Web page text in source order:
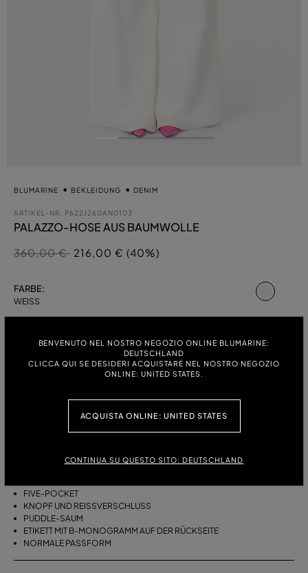
BENVENUTO NEL NOSTRO NEGOZIO ONLINE BLUMARINE:
DEUTSCHLAND
CLICCA QUI SE DESIDERI ACQUISTARE NEL NOSTRO NEGOZIO
ONLINE: UNITED STATES.
ACQUISTA ONLINE: UNITED STATES
CONTINUA SU QUESTO SITO: DEUTSCHLAND
BLUMARINE BEKLEIDUNG DENIM
ARTIKEL-NR. P622J260AN0103
PALAZZO-HOSE AUS BAUMWOLLE
Preis reduziert von
360,00 €auf
216,00 € (40%)
FARBE:
WEISS
46
FIVE-POCKET-HOSE AUS BAUMWOLLE IM PALAZZO-SCHNITT MIT
FIVE-POCKET
KNOPF UND REISSVERSCHLUSS
PUDDLE-SAUM
ETIKETT MIT B-MONOGRAMM AUF DER RÜCKSEITE
NORMALE PASSFORM